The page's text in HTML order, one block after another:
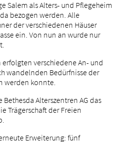
Salem als Alters- und Pflegeheim
bezogen werden. Alle
der verschiedenen Häuser
ein. Von nun an wurde nur
verschiedene An- und
wandelnden Bedürfnisse der
werden konnte.
Alterszentren AG das
Trägerschaft der Freien
Erweiterung: fünf